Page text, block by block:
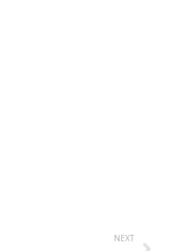
NEXT